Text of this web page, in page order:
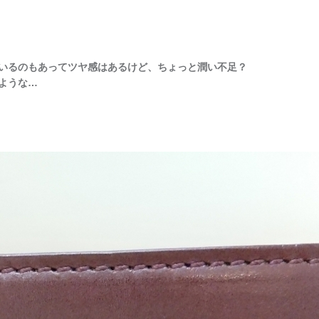
のもあってツヤ感はあるけど、ちょっと潤い不足？
うな…